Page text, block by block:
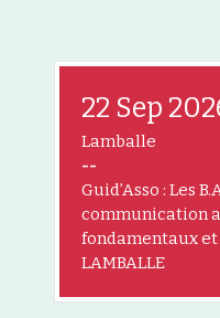
22 Sep
Lamballe
--
Guid’Asso : Les
communication
fondamentaux
LAMBALLE